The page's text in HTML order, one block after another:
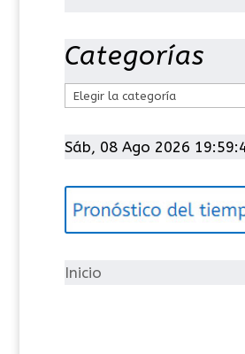
Categorías
t
g
í
Sáb, 08 Ago 2026
Inicio